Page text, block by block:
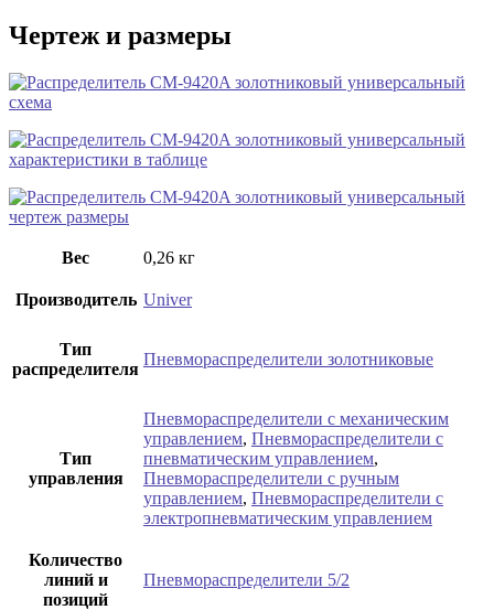
Чертеж и размеры
Вес 0,26 кг
Производитель Univer
Тип
распределителя
Пневмораспределители золотниковые
Тип
управления
Пневмораспределители с механическим
управлением, Пневмораспределители с
пневматическим управлением,
Пневмораспределители с ручным
управлением, Пневмораспределители с
электропневматическим управлением
Количество
линий и
позиций
Пневмораспределители 5/2